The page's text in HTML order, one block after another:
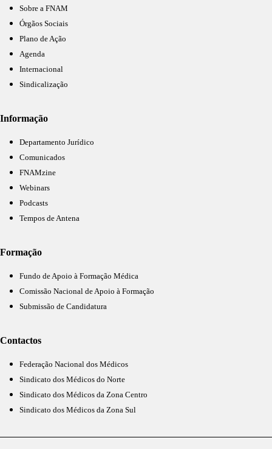
Sobre a FNAM
Órgãos Sociais
Plano de Ação
Agenda
Internacional
Sindicalização
Informação
Departamento Jurídico
Comunicados
FNAMzine
Webinars
Podcasts
Tempos de Antena
Formação
Fundo de Apoio à Formação Médica
Comissão Nacional de Apoio à Formação
Submissão de Candidatura
Contactos
Federação Nacional dos Médicos
Sindicato dos Médicos do Norte
Sindicato dos Médicos da Zona Centro
Sindicato dos Médicos da Zona Sul